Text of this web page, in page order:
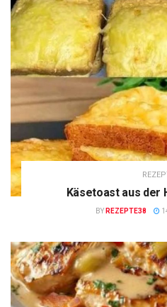
Käsetoast aus
BY REZEPTE38